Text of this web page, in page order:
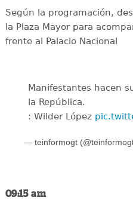
Según la programación,
la Plaza Mayor para
frente al Palacio Nacional
Manifestantes hacen
la República.
: Wilder López
— teinformogt
09:15 am